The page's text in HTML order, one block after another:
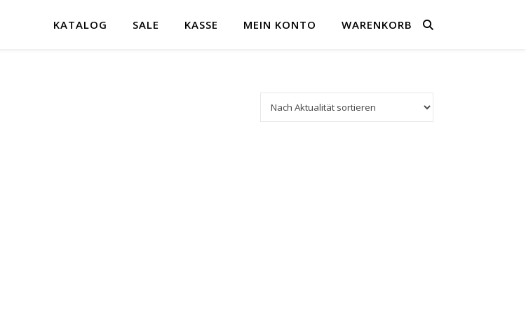
KATALOG SALE KASSE MEIN KONTO WARENKORB